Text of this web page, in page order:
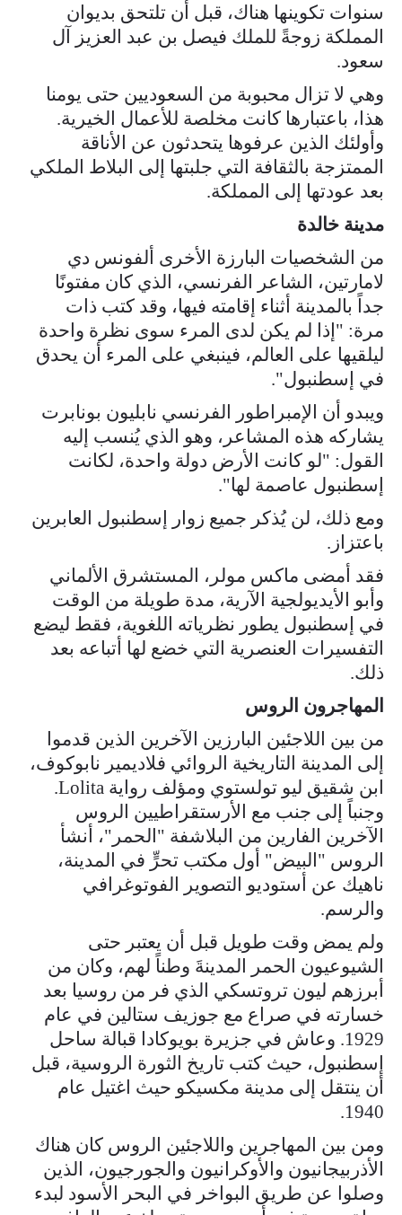
سنوات تكوينها هناك، قبل أن تلتحق بديوان
المملكة زوجةً للملك فيصل بن عبد العزيز آل
سعود.
وهي لا تزال محبوبة من السعوديين حتى يومنا
هذا، باعتبارها كانت مخلصة للأعمال الخيرية.
وأولئك الذين عرفوها يتحدثون عن الأناقة
الممتزجة بالثقافة التي جلبتها إلى البلاط الملكي
بعد عودتها إلى المملكة.
مدينة خالدة
من الشخصيات البارزة الأخرى ألفونس دي
لامارتين، الشاعر الفرنسي، الذي كان مفتونًا
جداً بالمدينة أثناء إقامته فيها، وقد كتب ذات
مرة: "إذا لم يكن لدى المرء سوى نظرة واحدة
ليلقيها على العالم، فينبغي على المرء أن يحدق
في إسطنبول".
ويبدو أن الإمبراطور الفرنسي نابليون بونابرت
يشاركه هذه المشاعر، وهو الذي يُنسب إليه
القول: "لو كانت الأرض دولة واحدة، لكانت
إسطنبول عاصمة لها".
ومع ذلك، لن يُذكر جميع زوار إسطنبول العابرين
باعتزاز.
فقد أمضى ماكس مولر، المستشرق الألماني
وأبو الأيديولجية الآرية، مدة طويلة من الوقت
في إسطنبول يطور نظرياته اللغوية، فقط ليضع
التفسيرات العنصرية التي خضع لها أتباعه بعد
ذلك.
المهاجرون الروس
من بين اللاجئين البارزين الآخرين الذين قدموا
إلى المدينة التاريخية الروائي فلاديمير نابوكوف،
ابن شقيق ليو تولستوي ومؤلف رواية Lolita.
وجنباً إلى جنب مع الأرستقراطيين الروس
الآخرين الفارين من البلاشفة "الحمر"، أنشأ
الروس "البيض" أول مكتب تحرٍّ في المدينة،
ناهيك عن أستوديو التصوير الفوتوغرافي
والرسم.
ولم يمض وقت طويل قبل أن يعتبر حتى
الشيوعيون الحمر المدينةَ وطناً لهم، وكان من
أبرزهم ليون تروتسكي الذي فر من روسيا بعد
خسارته في صراع مع جوزيف ستالين في عام
1929. وعاش في جزيرة بويوكادا قبالة ساحل
إسطنبول، حيث كتب تاريخ الثورة الروسية، قبل
أن ينتقل إلى مدينة مكسيكو حيث اغتيل عام
1940.
ومن بين المهاجرين واللاجئين الروس كان هناك
الأذربيجانيون والأوكرانيون والجورجيون، الذين
وصلوا عن طريق البواخر في البحر الأسود لبدء